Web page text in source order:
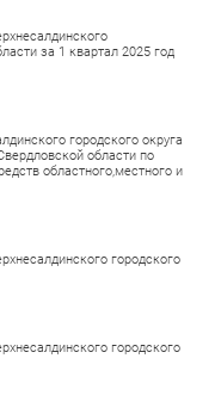
за 1 квартал 2025 год
городского округа
области по
областного,местного и
городского
городского